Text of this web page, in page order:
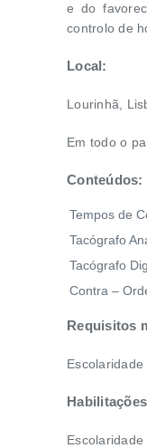
e do
controlo de
Local:
Lourinhã,
Em todo o
Conteúdos:
Tempos de
Tacógrafo
Tacógrafo
Contra –
Requisitos